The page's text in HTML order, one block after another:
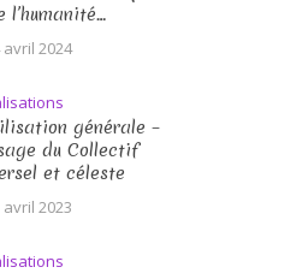
l’humanité…
avril 2024
générale –
du Collectif
et céleste
avril 2023